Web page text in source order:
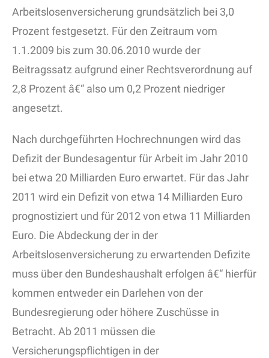
Arbeitslosenversicherung grundsätzlich bei 3,0
Prozent festgesetzt. Für den Zeitraum vom
1.1.2009 bis zum 30.06.2010 wurde der
Beitragssatz aufgrund einer Rechtsverordnung auf
2,8 Prozent â€“ also um 0,2 Prozent niedriger
angesetzt.
Nach durchgeführten Hochrechnungen wird das
Defizit der Bundesagentur für Arbeit im Jahr 2010
bei etwa 20 Milliarden Euro erwartet. Für das Jahr
2011 wird ein Defizit von etwa 14 Milliarden Euro
prognostiziert und für 2012 von etwa 11 Milliarden
Euro. Die Abdeckung der in der
Arbeitslosenversicherung zu erwartenden Defizite
muss über den Bundeshaushalt erfolgen â€“ hierfür
kommen entweder ein Darlehen von der
Bundesregierung oder höhere Zuschüsse in
Betracht. Ab 2011 müssen die
Versicherungspflichtigen in der